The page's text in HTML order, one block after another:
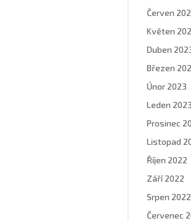
Červen
Květen
Duben
Březen
Únor 2023
Leden 2023
Prosinec
Listopad
Říjen 2022
Září 2022
Srpen 2022
Červenec